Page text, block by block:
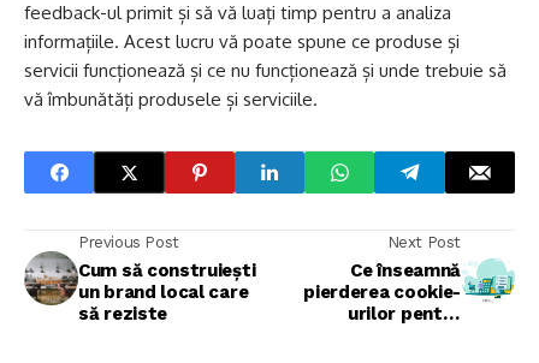
feedback-ul primit și să vă luați timp pentru a analiza
informațiile. Acest lucru vă poate spune ce produse și
servicii funcționează și ce nu funcționează și unde trebuie să
vă îmbunătăți produsele și serviciile.
Previous Post
Cum să construiești
un brand local care
să reziste
Next Post
Ce înseamnă
pierderea cookie-
urilor pentru